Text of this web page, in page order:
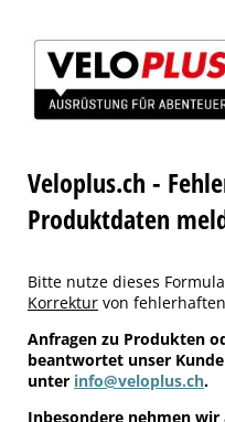
Veloplus.ch -
Produktdaten
Bitte nutze dieses
Korrektur von
Anfragen zu Produkten
beantwortet unser
unter info@veloplus.ch.
Inbesondere nehmen wir